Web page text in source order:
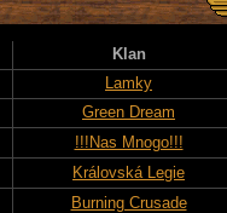
Klan
Lamky
Green Dream
!!!Nas Mnogo!!!
Královská Legie
Burning Crusade